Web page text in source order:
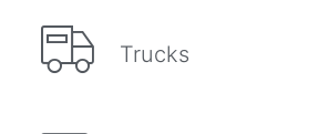
Trucks